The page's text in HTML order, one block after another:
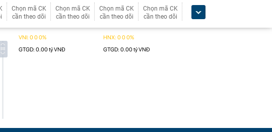
Chọn mã CK
cần theo dõi
Chọn mã CK
cần theo dõi
Chọn mã CK
cần theo dõi
Chọn mã CK
cần theo dõi